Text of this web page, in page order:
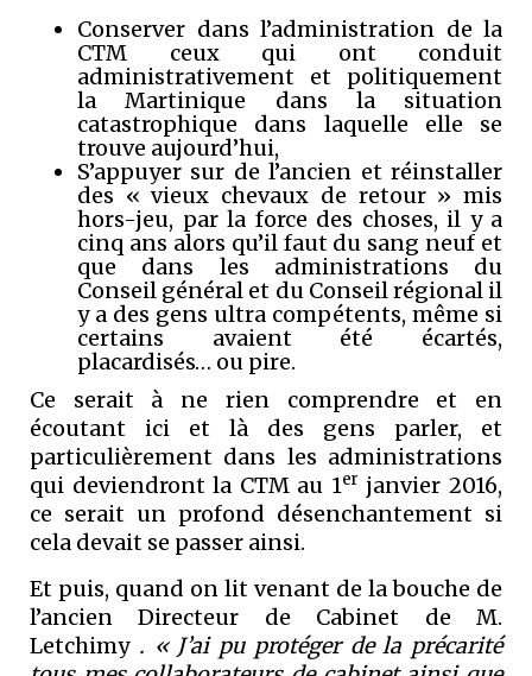
Conserver dans l’administration de la
CTM ceux qui ont conduit
administrativement et politiquement
la Martinique dans la situation
catastrophique dans laquelle elle se
trouve aujourd’hui,
S’appuyer sur de l’ancien et réinstaller
des « vieux chevaux de retour » mis
hors-jeu, par la force des choses, il y a
cinq ans alors qu’il faut du sang neuf et
que dans les administrations du
Conseil général et du Conseil régional il
y a des gens ultra compétents, même si
certains avaient été écartés,
placardisés… ou pire.
Ce serait à ne rien comprendre et en
écoutant ici et là des gens parler, et
particulièrement dans les administrations
qui deviendront la CTM au 1er janvier 2016,
ce serait un profond désenchantement si
cela devait se passer ainsi.
Et puis, quand on lit venant de la bouche de
l’ancien Directeur de Cabinet de M.
Letchimy . « J’ai pu protéger de la précarité